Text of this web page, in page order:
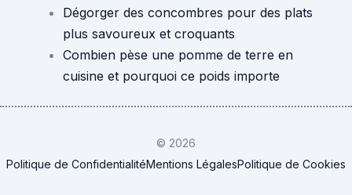
Dégorger des concombres pour des plats
plus savoureux et croquants
Combien pèse une pomme de terre en
cuisine et pourquoi ce poids importe
© 2026
Politique de ConfidentialitéMentions LégalesPolitique de Cookies